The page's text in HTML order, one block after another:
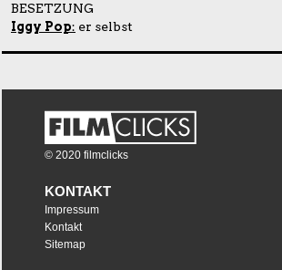
BESETZUNG
Iggy Pop: er selbst
© 2020 filmclicks
KONTAKT
Impressum
Kontakt
Sitemap